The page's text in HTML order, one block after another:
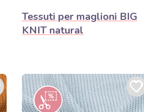
Tessuti per maglioni BIG
KNIT natural